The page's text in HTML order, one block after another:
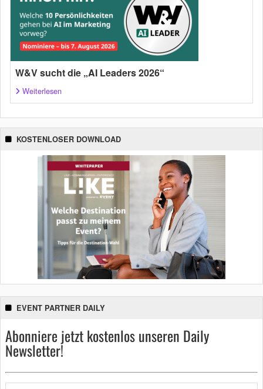
W&V sucht die „AI Leaders 2026“
Weiterlesen
KOSTENLOSER DOWNLOAD
EVENT PARTNER DAILY
Abonniere jetzt kostenlos unseren Daily
Newsletter!